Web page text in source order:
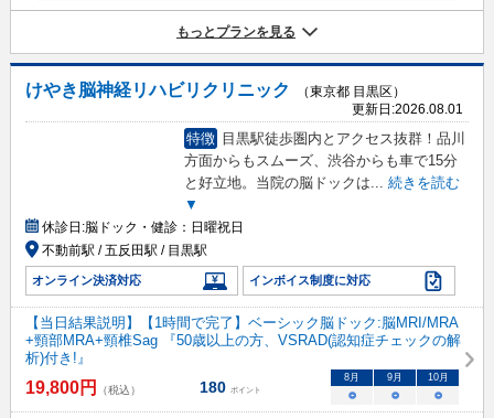
もっとプランを見る
けやき脳神経リハビリクリニック
（東京都 目黒区）
更新日:2026.08.01
特徴 目黒駅徒歩圏内とアクセス抜群！品川
方面からもスムーズ、渋谷からも車で15分
と好立地。当院の脳ドックは... 続きを読む
▼
休診日:脳ドック・健診：日曜祝日
不動前駅 / 五反田駅 / 目黒駅
オンライン決済対応 インボイス制度に対応
【当日結果説明】【1時間で完了】ベーシック脳ドック:脳MRI/MRA
+頸部MRA+頸椎Sag 『50歳以上の方、VSRAD(認知症チェックの解
析)付き!』
19,800円 （税込） 180 ポイント
8月 9月 10月
○ ○ ○